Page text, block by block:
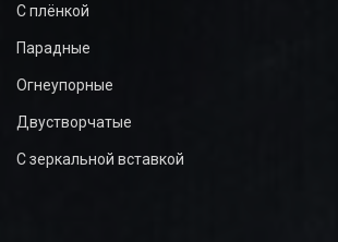
С плёнкой
Парадные
Огнеупорные
Двустворчатые
С зеркальной вставкой